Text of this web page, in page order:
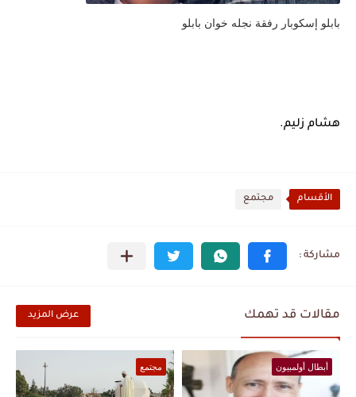
بابلو إسكوبار رفقة نجله خوان بابلو
هشام زليم.
الأقسام مجتمع
مقالات قد تهمك عرض المزيد
أبطال أولمبيون مجتمع